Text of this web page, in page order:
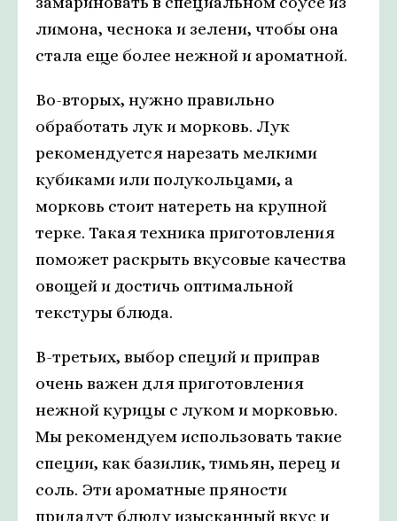
лимона, чеснока и зелени, чтобы она
стала еще более нежной и ароматной.
Во-вторых, нужно правильно
обработать лук и морковь. Лук
рекомендуется нарезать мелкими
кубиками или полукольцами, а
морковь стоит натереть на крупной
терке. Такая техника приготовления
поможет раскрыть вкусовые качества
овощей и достичь оптимальной
текстуры блюда.
В-третьих, выбор специй и приправ
очень важен для приготовления
нежной курицы с луком и морковью.
Мы рекомендуем использовать такие
специи, как базилик, тимьян, перец и
соль. Эти ароматные пряности
придадут блюду изысканный вкус и